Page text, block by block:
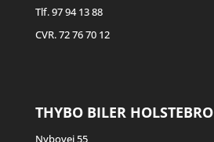
Tlf. 97 94 13 88
CVR. 72 76 70 12
THYBO BILER HOLSTEBRO